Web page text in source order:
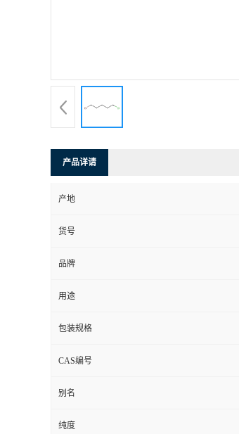
产品详请
产地
货号
品牌
用途
包装规格
CAS编号
别名
纯度